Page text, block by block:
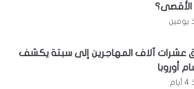
يومين
عشرات آلاف المهاجرين إلى سبتة يكشف
أوروبا